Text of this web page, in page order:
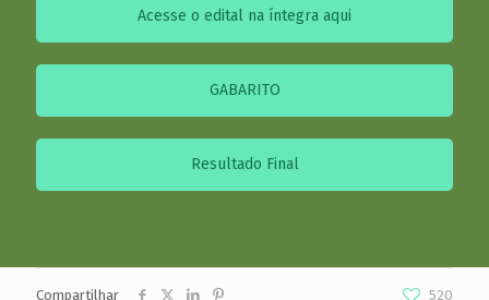
Acesse o edital na íntegra aqui
GABARITO
Resultado Final
Compartilhar 520